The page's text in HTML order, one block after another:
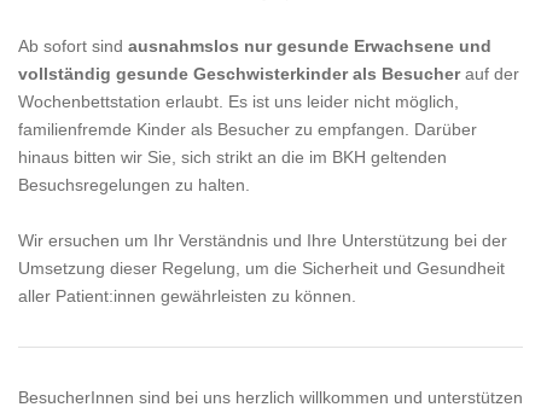
Ab sofort sind ausnahmslos nur gesunde Erwachsene und
vollständig gesunde Geschwisterkinder als Besucherauf der
Wochenbettstation erlaubt. Es ist uns leider nicht möglich,
familienfremde Kinder als Besucher zu empfangen. Darüber
hinaus bitten wir Sie, sich strikt an die im BKH geltenden
Besuchsregelungen zu halten.
Wir ersuchen um Ihr Verständnis und Ihre Unterstützung bei der
Umsetzung dieser Regelung, um die Sicherheit und Gesundheit
aller Patient:innen gewährleisten zu können.
BesucherInnen sind bei uns herzlich willkommen und unterstützen